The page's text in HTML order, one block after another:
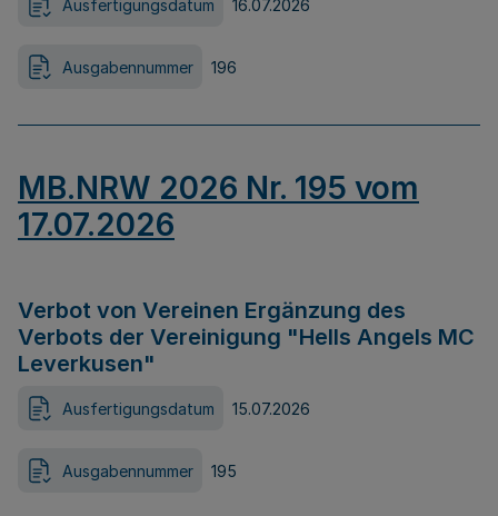
Ausfertigungsdatum 16.07.2026
Ausgabennummer 196
MB.NRW 2026 Nr. 195 vom
17.07.2026
Verbot von Vereinen Ergänzung des
Verbots der Vereinigung "Hells Angels MC
Leverkusen"
Ausfertigungsdatum 15.07.2026
Ausgabennummer 195